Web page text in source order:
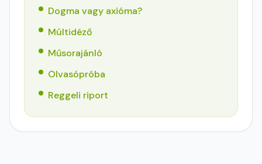
Dogma vagy axióma?
Múltidéző
Műsorajánló
Olvasópróba
Reggeli riport